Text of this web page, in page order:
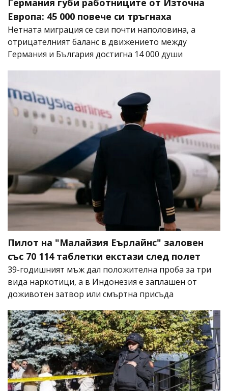
Германия губи работниците от Източна
Европа: 45 000 повече си тръгнаха
Нетната миграция се сви почти наполовина, а
отрицателният баланс в движението между
Германия и България достигна 14 000 души
Пилот на "Малайзия Еърлайнс" заловен
със 70 114 таблетки екстази след полет
39-годишният мъж дал положителна проба за три
вида наркотици, а в Индонезия е заплашен от
доживотен затвор или смъртна присъда